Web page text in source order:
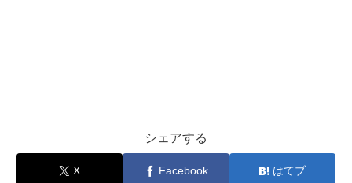
シェアする
X Facebook はてブ